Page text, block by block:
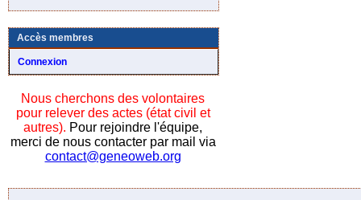
Accès membres
Connexion
Nous cherchons des volontaires
pour relever des actes (état civil et
autres). Pour rejoindre l'équipe,
merci de nous contacter par mail via
contact@geneoweb.org